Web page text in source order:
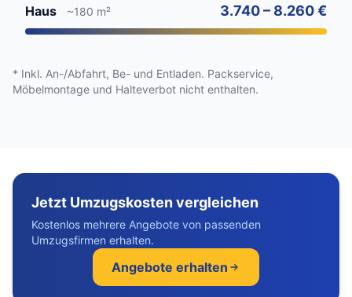
Haus ~180 m² 3.740 – 8.260 €
* Inkl. An-/Abfahrt, Be- und Entladen. Packservice,
Möbelmontage und Halteverbot nicht enthalten.
Jetzt Umzugskosten vergleichen
Kostenlos mehrere Angebote von passenden
Umzugsfirmen erhalten.
Angebote erhalten